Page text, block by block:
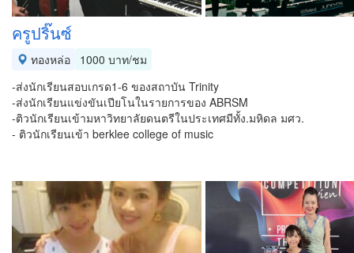
ครูปริ๊นซ์
ทองหล่อ
1000 บาท/ชม
-ส่งนักเรียนสอบเกรด1-6 ของสถาบัน Trinity
-ส่งนักเรียนแข่งขันเปียโนในรายการของ ABRSM
-ติวนักเรียนเข้ามหาวิทยาลัยดนตรีในประเทศมีทั้ง.มหิดล​ มศว.​
- ติวนักเรียนเข้า​ berklee college of music​